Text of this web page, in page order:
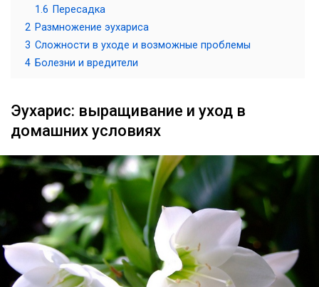
1.6 Пересадка
2 Размножение эухариса
3 Сложности в уходе и возможные проблемы
4 Болезни и вредители
Эухарис: выращивание и уход в
домашних условиях